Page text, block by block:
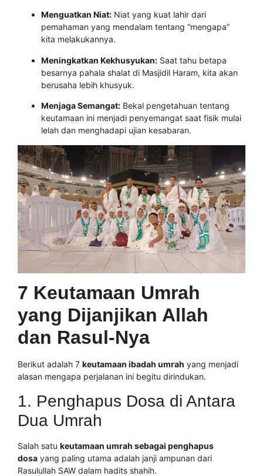
Menguatkan Niat: Niat yang kuat lahir dari
pemahaman yang mendalam tentang “mengapa”
kita melakukannya.
Meningkatkan Kekhusyukan: Saat tahu betapa
besarnya pahala shalat di Masjidil Haram, kita akan
berusaha lebih khusyuk.
Menjaga Semangat: Bekal pengetahuan tentang
keutamaan ini menjadi penyemangat saat fisik mulai
lelah dan menghadapi ujian kesabaran.
7 Keutamaan Umrah
yang Dijanjikan Allah
dan Rasul-Nya
Berikut adalah 7 keutamaan ibadah umrah yang menjadi
alasan mengapa perjalanan ini begitu dirindukan.
1. Penghapus Dosa di Antara
Dua Umrah
Salah satu keutamaan umrah sebagai penghapus
dosa yang paling utama adalah janji ampunan dari
Rasulullah SAW dalam hadits shahih.